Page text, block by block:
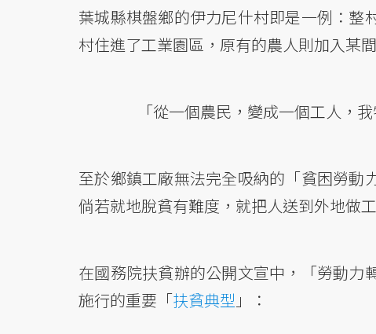
葉城縣棋盤鄉的伊力尼什村即是一例：整
村住進了工業園區，原有的農人則加入某
「從一個農民，變成一個工人，
至於鄉鎮工廠無法完全吸納的「貧困勞動
倘若就地脫貧有難度，就把人送到外地做
在國務院扶貧辦的公開文宣中，「勞動力
施行的重要「扶貧典型 」：